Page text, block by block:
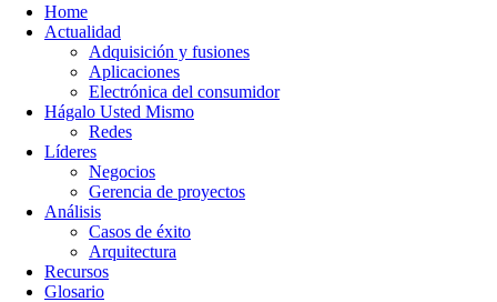
Home
Actualidad
Adquisición y fusiones
Aplicaciones
Electrónica del consumidor
Hágalo Usted Mismo
Redes
Líderes
Negocios
Gerencia de proyectos
Análisis
Casos de éxito
Arquitectura
Recursos
Glosario